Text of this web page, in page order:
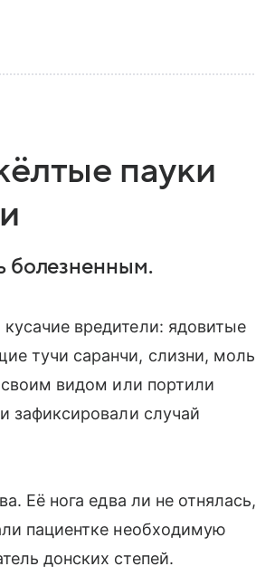
пауки
болезненным.
вредители: ядовитые
тучи саранчи, слизни, моль
видом или портили
зафиксировали случай
Её нога едва ли не отнялась,
пациентке необходимую
донских степей.